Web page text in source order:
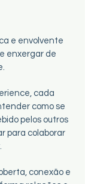
e envolvente
enxergar de
cada
como se
pelos outros
para colaborar
conexão e